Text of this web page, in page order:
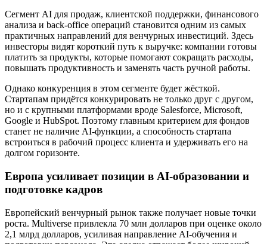
Сегмент AI для продаж, клиентской поддержки, финансового
анализа и back-office операций становится одним из самых
практичных направлений для венчурных инвестиций. Здесь
инвесторы видят короткий путь к выручке: компании готовы
платить за продукты, которые помогают сокращать расходы,
повышать продуктивность и заменять часть ручной работы.
Однако конкуренция в этом сегменте будет жёсткой.
Стартапам придётся конкурировать не только друг с другом,
но и с крупными платформами вроде Salesforce, Microsoft,
Google и HubSpot. Поэтому главным критерием для фондов
станет не наличие AI-функции, а способность стартапа
встроиться в рабочий процесс клиента и удерживать его на
долгом горизонте.
Европа усиливает позиции в AI-образовании и
подготовке кадров
Европейский венчурный рынок также получает новые точки
роста. Multiverse привлекла 70 млн долларов при оценке около
2,1 млрд долларов, усиливая направление AI-обучения и